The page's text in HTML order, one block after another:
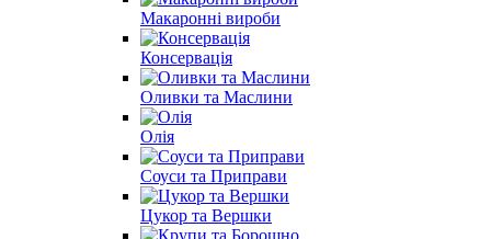
Макаронні вироби
Консервація
Оливки та Маслини
Олія
Соуси та Приправи
Цукор та Вершки